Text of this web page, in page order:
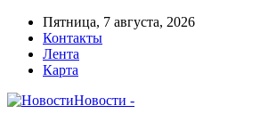
Пятница, 7 августа, 2026
Контакты
Лента
Карта
Новости -